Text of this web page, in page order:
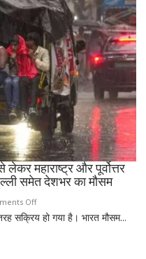
पीएम
मोदी
से
उठाई
बड़ी
मांग
खुलासा!
पूर्व
प्रेमिका
का
भाई
गिरफ्तार,
इंस्टाग्राम
पर
‘मार
दिया’
स्टेटस
के
पुलिस
महाराष्ट्र और पूर्वोत्तर
समेत देशभर का मौसम
Offon
IMD
सक्रिय हो गया है। भारत मौसम...